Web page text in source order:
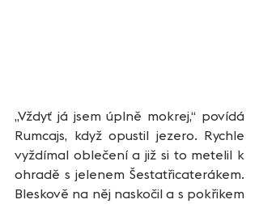
„Vždyť já jsem úplně mokrej,“ povídá
Rumcajs, když opustil jezero. Rychle
vyždímal oblečení a již si to metelil k
ohradě s jelenem Šestatřicaterákem.
Bleskově na něj naskočil a s pokřikem